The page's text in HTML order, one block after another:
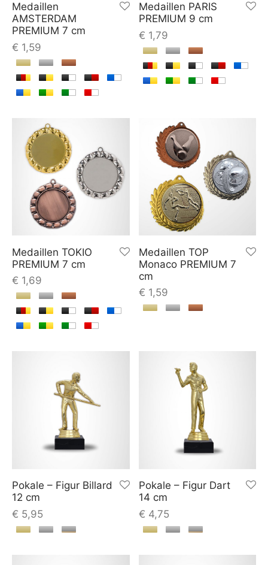
Medaillen
AMSTERDAM
PREMIUM 7 cm
€ 1,59
Medaillen PARIS
PREMIUM 9 cm
€ 1,79
Medaillen TOKIO
PREMIUM 7 cm
€ 1,69
Medaillen TOP
Monaco PREMIUM 7
cm
€ 1,59
Pokale – Figur Billard
12 cm
€ 5,95
Pokale – Figur Dart
14 cm
€ 4,75